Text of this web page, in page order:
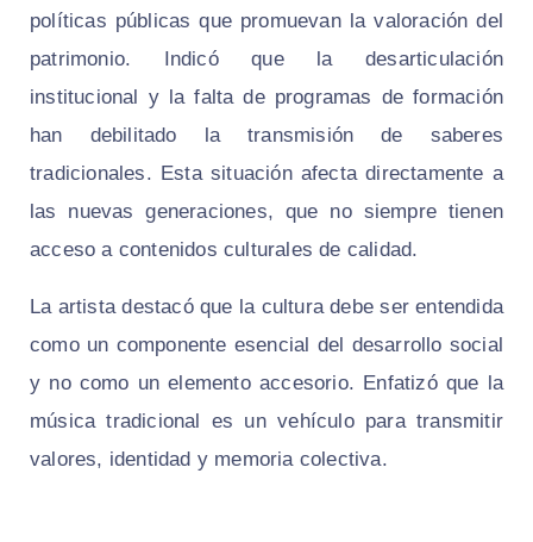
políticas públicas que promuevan la valoración del
patrimonio. Indicó que la desarticulación
institucional y la falta de programas de formación
han debilitado la transmisión de saberes
tradicionales. Esta situación afecta directamente a
las nuevas generaciones, que no siempre tienen
acceso a contenidos culturales de calidad.
La artista destacó que la cultura debe ser entendida
como un componente esencial del desarrollo social
y no como un elemento accesorio. Enfatizó que la
música tradicional es un vehículo para transmitir
valores, identidad y memoria colectiva.